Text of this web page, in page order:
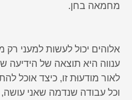
מחמאה בחן.
אלוהים יכול לעשות למעני
ענווה היא תוצאה של הידיעה
לאור מודעוּת זו, כיצד אוכל
וכל עבודה שנדמה שאני עושה,